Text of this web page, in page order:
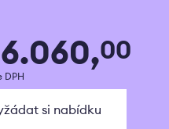
00
DPH
si nabídku